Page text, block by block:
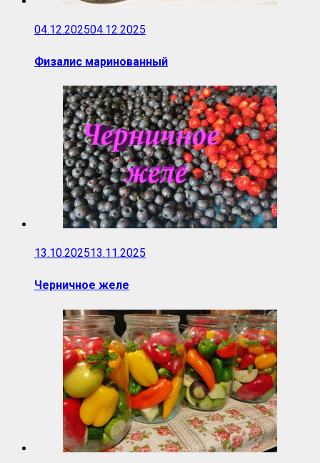
04.12.202504.12.2025
Физалис маринованный
13.10.202513.11.2025
Черничное желе